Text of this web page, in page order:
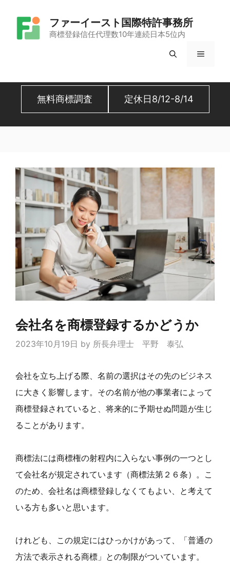
ファーイースト国際特許事務所
商標登録信任代理数10年連続日本5位内
メ
無料商標調査 定休日8/12-8/14
会社名を商標登録するかどうか
2023年10月19日 by 所長弁理士 平野 泰弘
会社を立ち上げる際、名前の選択はその先のビジネス
に大きく影響します。その名前が他の事業者によって
商標登録されていると、将来的に予期せぬ問題が生じ
ることがあります。
商標法には商標権の射程内に入らない事例の一つとし
て会社名が規定されています（商標法第２６条）。こ
のため、会社名は商標登録しなくてもよい、と考えて
いる方も多いと思います。
けれども、この規定にはひっかけがあって、「普通の
方法で表示される商標」との制限がついています。